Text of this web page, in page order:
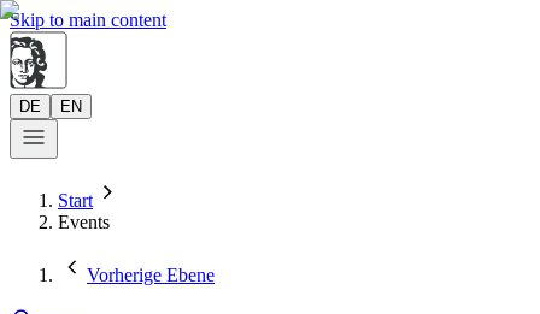
Skip to main content
DE EN
Start
Events
Vorherige Ebene